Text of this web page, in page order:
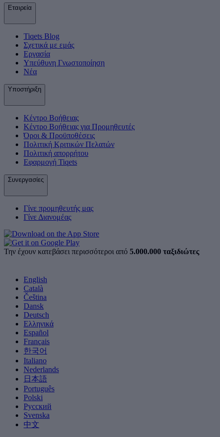
Εταιρεία
Tiqets Βlog
Σχετικά με εμάς
Εργασία
Υπεύθυνη Γνωστοποίηση
Νέα
Υποστήριξη
Κέντρο Βοήθειας
Κέντρο Βοήθειας για Προμηθευτές
Όροι & Προϋποθέσεις
Πολιτική Κριτικών Πελατών
Πολιτική απορρήτου
Εφαρμογή Tiqets
Συνεργασίες
Γίνε προμηθευτής μας
Γίνε Διανομέας
Την έχουν κατεβάσει περισσότεροι από 5.000.000 ταξιδιώτες
English
Català
Čeština
Dansk
Deutsch
Ελληνικά
Español
Français
한국어
Italiano
Nederlands
日本語
Português
Polski
Русский
Svenska
中文